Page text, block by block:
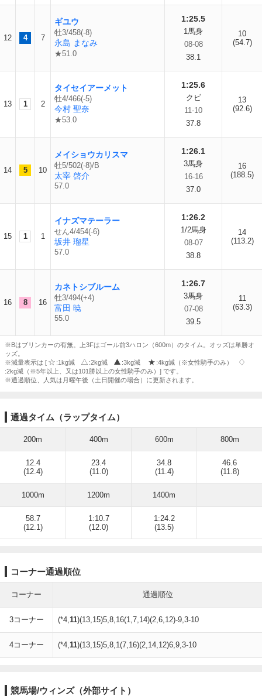
12 4 7
ギユウ
牡3/458(-8)
永島 まなみ
★51.0
1:25.5
1馬身
08-08
38.1
10
(54.7)
13 1 2
タイセイアーメット
牡4/466(-5)
今村 聖奈
★53.0
1:25.6
クビ
11-10
37.8
13
(92.6)
14 5 10
メイショウカリスマ
牡5/502(-8)/B
太宰 啓介
57.0
1:26.1
3馬身
16-16
37.0
16
(188.5)
15 1 1
イナズマテーラー
せん4/454(-6)
坂井 瑠星
57.0
1:26.2
1/2馬身
08-07
38.8
14
(113.2)
16 8 16
カネトシブルーム
牡3/494(+4)
富田 暁
55.0
1:26.7
3馬身
07-08
39.5
11
(63.3)
※Bはブリンカーの有無。上3Fはゴール前3ハロン（600m）のタイム。オッズは単勝オ
ッズ。
※減量表示は [
:1kg減 :2kg減 :3kg減
:4kg減（※女性騎手のみ）
:2kg減（※5年以上、又は101勝以上の女性騎手のみ）] です。
※通過順位、人気は月曜午後（土日開催の場合）に更新されます。
通過タイム（ラップタイム）
200m 400m 600m 800m
12.4
(12.4)
23.4
(11.0)
34.8
(11.4)
46.6
(11.8)
1000m 1200m 1400m
58.7
(12.1)
1:10.7
(12.0)
1:24.2
(13.5)
コーナー通過順位
コーナー 通過順位
3コーナー (*4,11)(13,15)5,8,16(1,7,14)(2,6,12)-9,3-10
4コーナー (*4,11)(13,15)5,8,1(7,16)(2,14,12)6,9,3-10
競馬場/ウィンズ（外部サイト）